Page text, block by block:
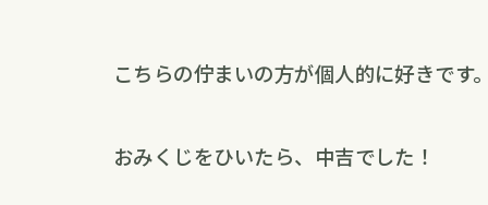
こちらの佇まいの方が個人的に好きです
おみくじをひいたら、中吉でした！